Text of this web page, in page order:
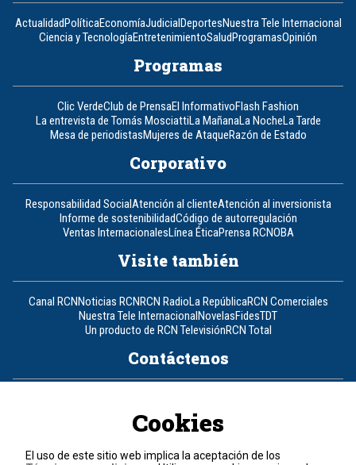
ActualidadPolíticaEconomíaJudicialDeportesNuestra Tele Internacional
Ciencia y TecnologíaEntretenimientoSaludProgramasOpinión
Programas
Clic VerdeClub de PrensaEl InformativoFlash Fashion
La entrevista de Tomás MosciattiLa MañanaLa NocheLa Tarde
Mesa de periodistasMujeres de AtaqueRazón de Estado
Corporativo
Responsabilidad SocialAtención al clienteAtención al inversionista
Informe de sostenibilidadCódigo de autorregulación
Ventas InternacionalesLínea ÉticaPrensa RCNOBA
Visite también
Canal RCNNoticias RCNRCN RadioLa RepúblicaRCN Comerciales
Nuestra Tele InternacionalNovelasFidesTDT
Un producto de RCN TelevisiónRCN Total
Contáctenos
Política de cookies
Cookies
El uso de este sitio web implica la aceptación de los